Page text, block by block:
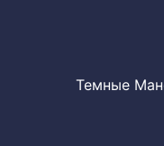
Темные